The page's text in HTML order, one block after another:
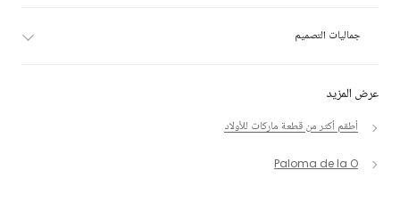
عرض المزيد
أطقم أكثر من قطعة ماركات للأولاد
Paloma de la O
جماليات التصميم